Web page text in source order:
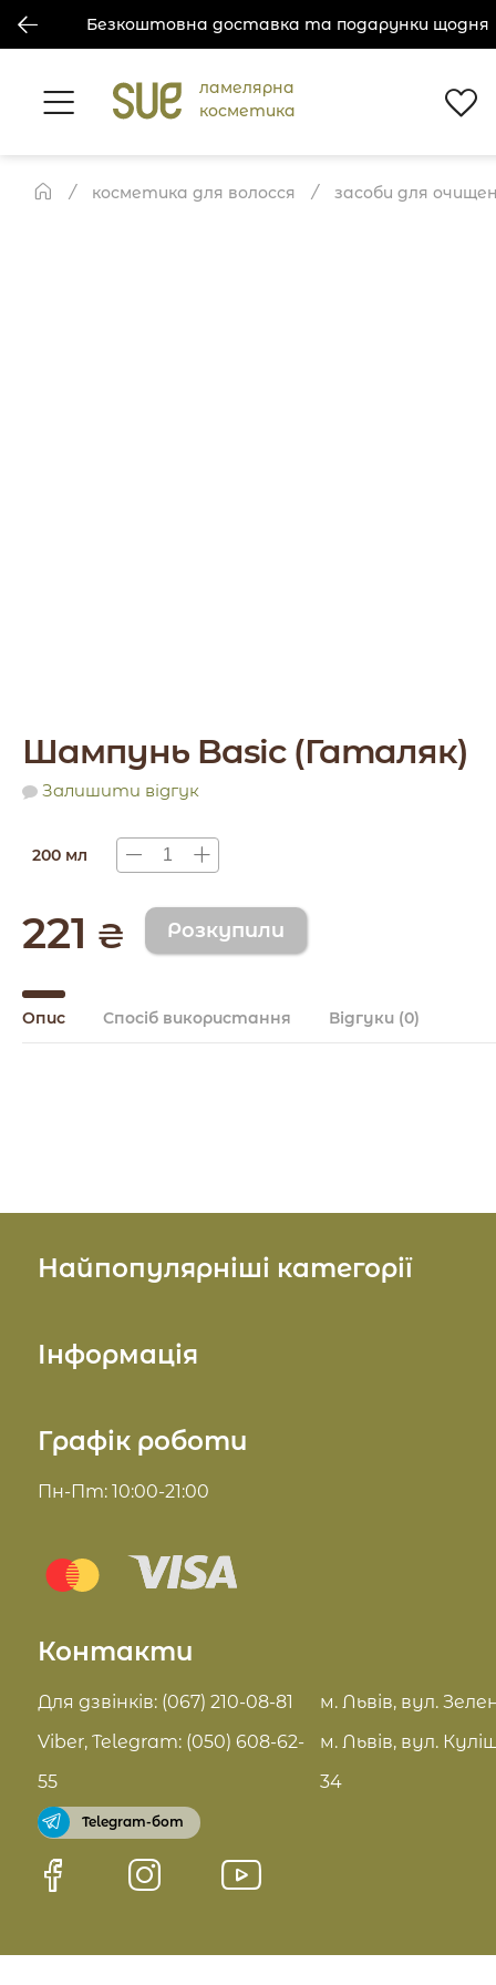
Безкоштовна доставка та подарунки щодня
ламелярна
косметика
косметика для волосся засоби для
Шампунь Basic (Гаталяк)
Залишити відгук
200 мл
221 ₴
Опис Спосіб використання Відгуки (0)
Графік роботи
Пн-Пт: 10:00-21:00
Найпопулярніші категорії
Косметика для волосся
Комплекси для обличчя
Актуальні знижки
Pro Age догляд
Інформація
Відгуки
Договір оферти
Контакти
Для дзвінків: (067) 210-08-81
Viber, Telegram: (050) 608-62-
55
Telegram-бот
м. Львів, вул.
м. Львів, вул.
34